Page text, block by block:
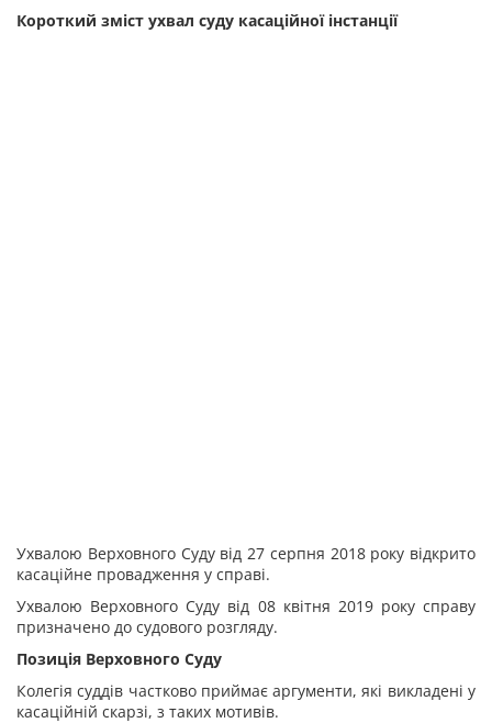
Короткий зміст ухвал суду касаційної інстанції
Ухвалою Верховного Суду від 27 серпня 2018 року відкрито
касаційне провадження у справі.
Ухвалою Верховного Суду від 08 квітня 2019 року справу
призначено до судового розгляду.
Позиція Верховного Суду
Колегія суддів частково приймає аргументи, які викладені у
касаційній скарзі, з таких мотивів.